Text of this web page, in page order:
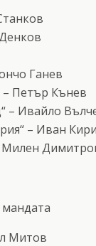
Ганев
– Петър Кънев
– Ивайло
– Иван
Милен
Митов